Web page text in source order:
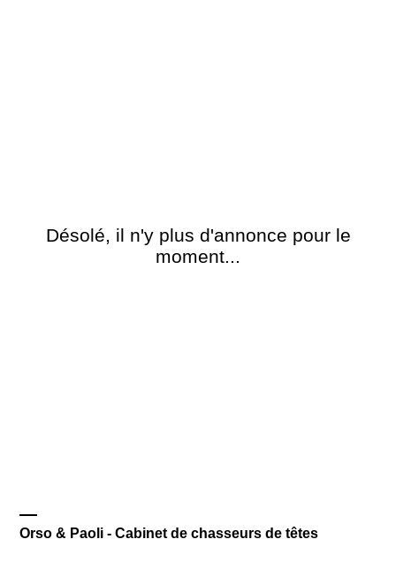
Désolé, il n'y plus d'annonce pour le
moment...
Orso & Paoli - Cabinet de chasseurs de têtes